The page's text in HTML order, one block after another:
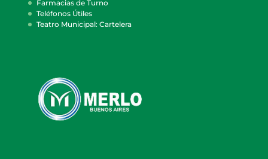
Farmacias de Turno
Teléfonos Útiles
Teatro Municipal: Cartelera